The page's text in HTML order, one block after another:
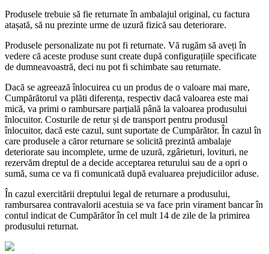
Produsele trebuie să fie returnate în ambalajul original, cu factura
atașată, să nu prezinte urme de uzură fizică sau deteriorare.
Produsele personalizate nu pot fi returnate. Vă rugăm să aveți în
vedere că aceste produse sunt create după configurațiile specificate
de dumneavoastră, deci nu pot fi schimbate sau returnate.
Dacă se agreează înlocuirea cu un produs de o valoare mai mare,
Cumpărătorul va plăti diferența, respectiv dacă valoarea este mai
mică, va primi o rambursare parțială până la valoarea produsului
înlocuitor. Costurile de retur și de transport pentru produsul
înlocuitor, dacă este cazul, sunt suportate de Cumpărător. În cazul în
care produsele a căror returnare se solicită prezintă ambalaje
deteriorate sau incomplete, urme de uzură, zgârieturi, lovituri, ne
rezervăm dreptul de a decide acceptarea returului sau de a opri o
sumă, suma ce va fi comunicată după evaluarea prejudiciilor aduse.
În cazul exercitării dreptului legal de returnare a produsului,
rambursarea contravalorii acestuia se va face prin virament bancar în
contul indicat de Cumpărător în cel mult 14 de zile de la primirea
produsului returnat.